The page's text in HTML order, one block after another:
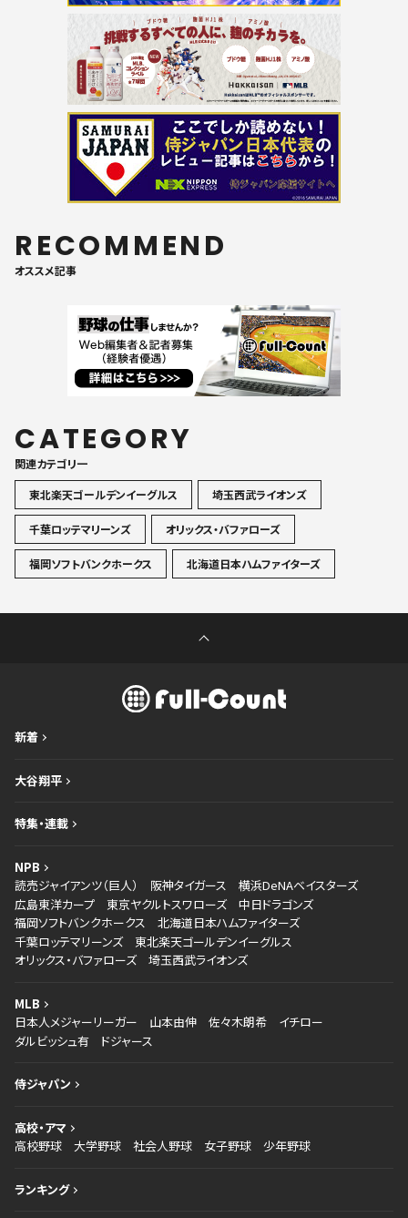
RECOMMEND
オススメ記事
CATEGORY
関連カテゴリ一
東北楽天ゴールデンイーグルス
埼玉西武ライオンズ
千葉ロッテマリーンズ オリックス・バファローズ
福岡ソフトバンクホークス 北海道日本ハムファイターズ
新着
大谷翔平
特集・連載
NPB
読売ジャイアンツ（巨人）
阪神タイガース
横浜DeNAベイスターズ
広島東洋カープ
東京ヤクルトスワローズ
中日ドラゴンズ
福岡ソフトバンクホークス
北海道日本ハムファイターズ
千葉ロッテマリーンズ
東北楽天ゴールデンイーグルス
オリックス・バファローズ
埼玉西武ライオンズ
MLB
日本人メジャーリーガー
山本由伸 佐々木朗希
イチロー
ダルビッシュ有
ドジャース
侍ジャパン
高校・アマ
高校野球
大学野球 社会人野球 女子野球 少年野球
ランキング